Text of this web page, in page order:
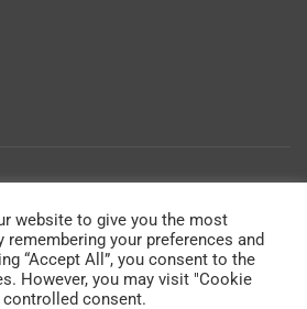
website to give you the most
remembering your preferences and
“Accept All”, you consent to the
However, you may visit "Cookie
consent.
um sicherzustellen, dass Sie auf
Erfahrung machen. Wenn
nutzen, gehen wir davon aus, dass